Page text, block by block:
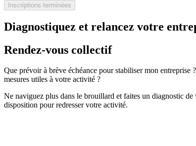
Inscriptions terminées
Diagnostiquez et relancez votre
Rendez-vous collectif
Que prévoir à brève échéance pour stabiliser mon entreprise
mesures utiles à votre activité ?
Ne naviguez plus dans le brouillard et faites un diagnostic
disposition pour redresser votre activité.